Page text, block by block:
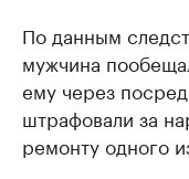
По данным
мужчина
ему через
штрафовали за
ремонту одного